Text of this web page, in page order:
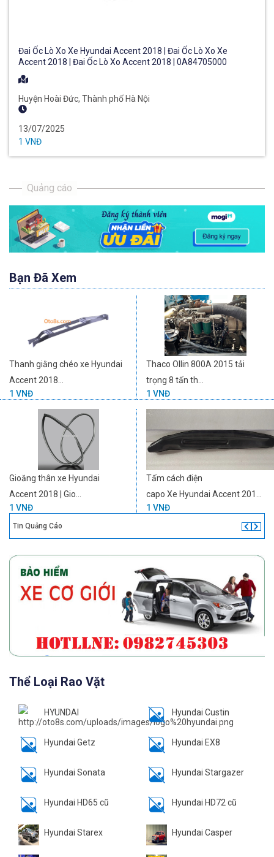
Đai Ốc Lò Xo Xe Hyundai Accent 2018 | Đai Ốc Lò Xo Xe
Accent 2018 | Đai Ốc Lò Xo Accent 2018 | 0A84705000
Huyện Hoài Đức, Thành phố Hà Nội
13/07/2025
1 VNĐ
Bạn Đã Xem
Thanh giằng chéo xe Hyundai
Accent 2018...
1 VNĐ
Thaco Ollin 800A 2015 tải
trọng 8 tấn th...
1 VNĐ
Gioăng thân xe Hyundai
Accent 2018 | Gio...
1 VNĐ
Tấm cách điện
capo Xe Hyundai Accent 201...
1 VNĐ
Tin Quảng Cáo
Thể Loại Rao Vặt
HYUNDAI Hyundai Custin
Hyundai Getz Hyundai EX8
Hyundai Sonata Hyundai Stargazer
Hyundai HD65 cũ Hyundai HD72 cũ
Hyundai Starex Hyundai Casper